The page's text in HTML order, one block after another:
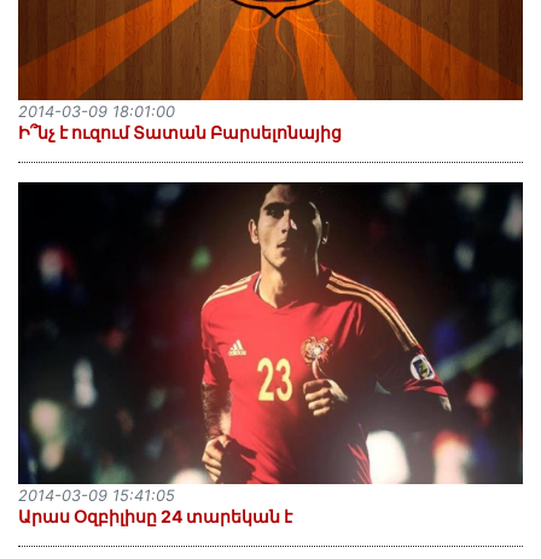
Ի՞նչ է ուզում Տատան Բարսելոնայից
2014-03-09 18:01:00
Արաս Օզբիլիսը 24 տարեկան է
2014-03-09 15:41:05